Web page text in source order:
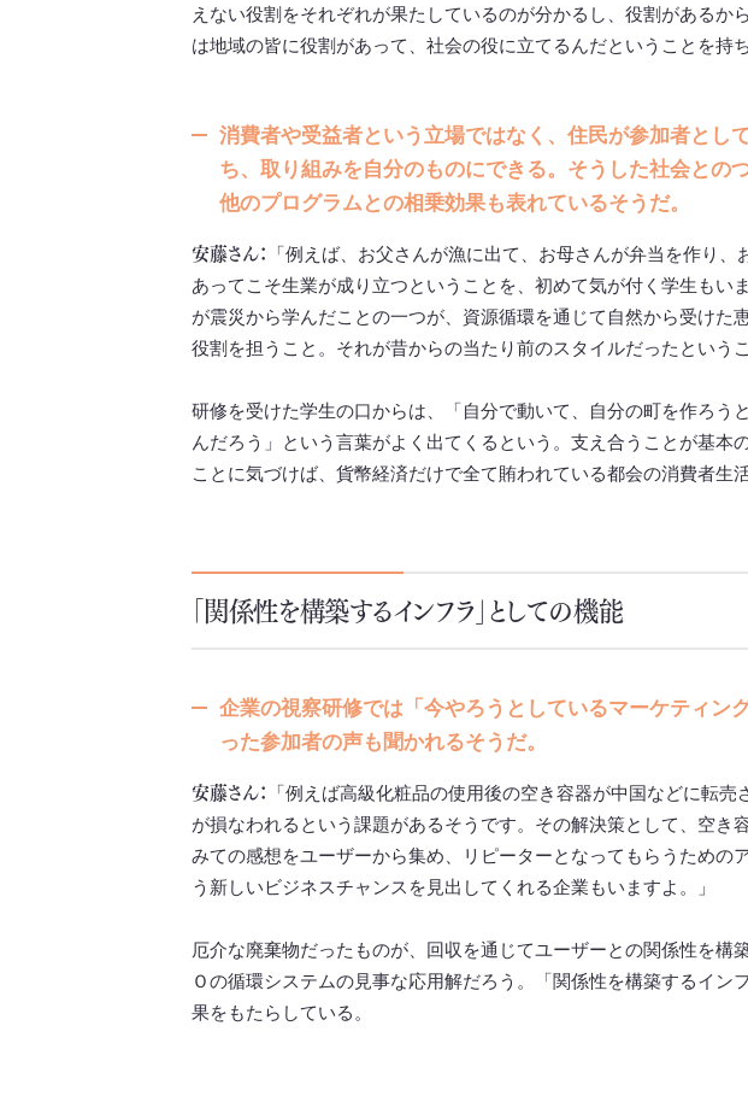
えない役割をそれぞれが果たしているのが分かるし、役割がある
は地域の皆に役割があって、社会の役に立てるんだということを持
消費者や受益者という立場ではなく、住民が参加者とし
ち、取り組みを自分のものにできる。そうした社会との
他のプログラムとの相乗効果も表れているそうだ。
安藤さん： 「例えば、お父さんが漁に出て、お母さんが弁当を作り
あってこそ生業が成り立つということを、初めて気が付く学生もい
が震災から学んだことの一つが、資源循環を通じて自然から受け
役割を担うこと。それが昔からの当たり前のスタイルだったという
研修を受けた学生の口からは、「自分で動いて、自分の町を作ろう
んだろう」という言葉がよく出てくるという。支え合うことが基
ことに気づけば、貨幣経済だけで全て賄われている都会の消費者生
「関係性を構築するインフラ」としての機能
企業の視察研修では「今やろうとしているマーケティン
った参加者の声も聞かれるそうだ。
安藤さん： 「例えば高級化粧品の使用後の空き容器が中国などに転
が損なわれるという課題があるそうです。その解決策として、空
みての感想をユーザーから集め、リピーターとなってもらうため
う新しいビジネスチャンスを見出してくれる企業もいますよ。」
厄介な廃棄物だったものが、回収を通じてユーザーとの関係性を構
Ｏの循環システムの見事な応用解だろう。「関係性を構築するイ
果をもたらしている。